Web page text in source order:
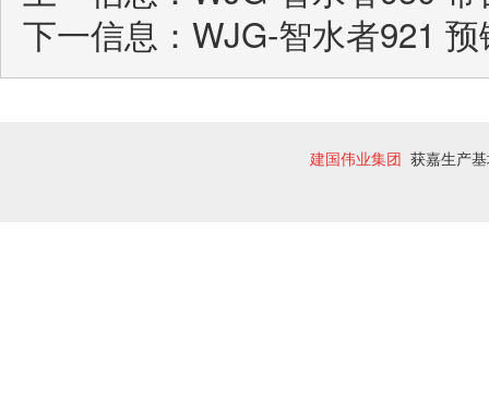
下一信息： WJG-智水者921
建国伟业集团 获嘉生产